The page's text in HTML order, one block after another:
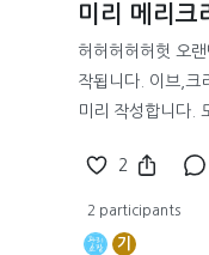
미리 메리크
허허허허허헛 오
작됩니다. 이브,크
미리 작성합니다.
2
2 participants
기